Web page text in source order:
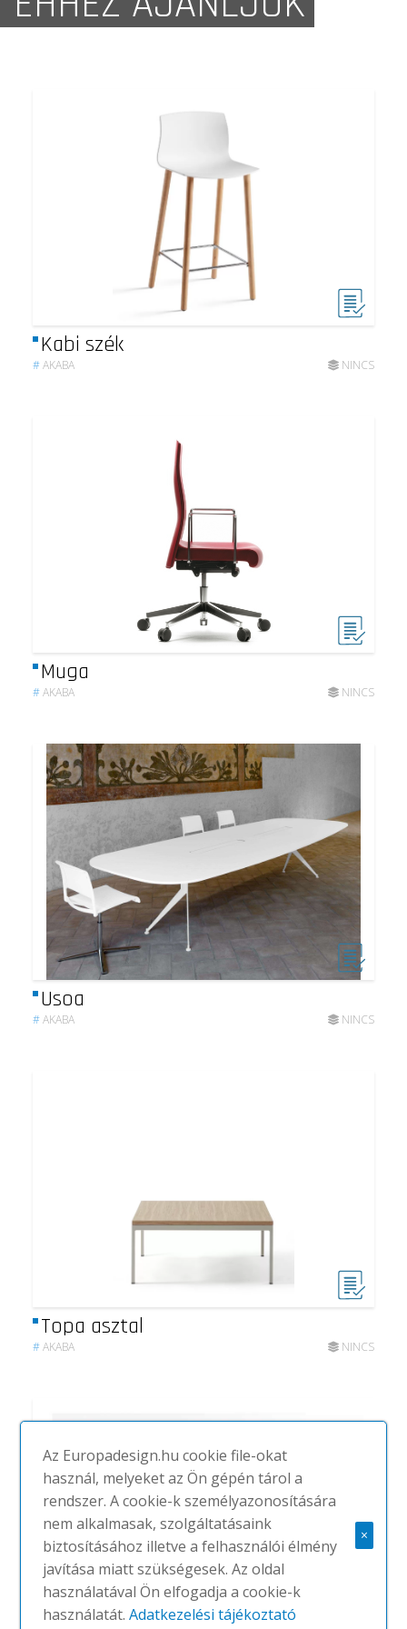
Kabi szék
#AKABA NINCS
Muga
#AKABA NINCS
Usoa
#AKABA NINCS
Topa asztal
#AKABA NINCS
Az Europadesign.hu cookie file-okat
használ, melyeket az Ön gépén tárol a
rendszer. A cookie-k személyazonosítására
nem alkalmasak, szolgáltatásaink
biztosításához illetve a felhasználói élmény
javítása miatt szükségesek. Az oldal
használatával Ön elfogadja a cookie-k
használatát.Adatkezelési tájékoztató
×